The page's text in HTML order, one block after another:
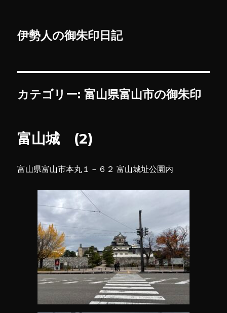
伊勢人の御朱印日記
カテゴリー:富山県富山市の御朱印
富山城 (2)
富山県富山市本丸１－６２ 富山城址公園内